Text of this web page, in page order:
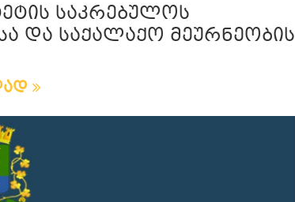
საკრებულოს
და საქალაქო მეურნეობის